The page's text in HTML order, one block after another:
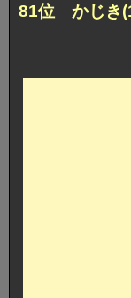
81位 かじき